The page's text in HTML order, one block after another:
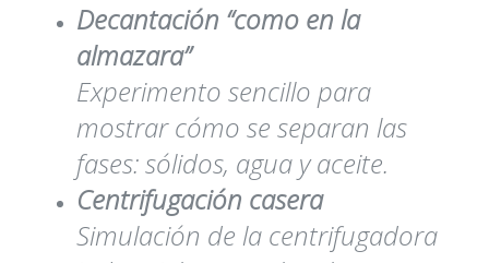
Decantación “como en la
almazara”
Experimento sencillo para
mostrar cómo se separan las
fases: sólidos, agua y aceite.
Centrifugación casera
Simulación de la centrifugadora